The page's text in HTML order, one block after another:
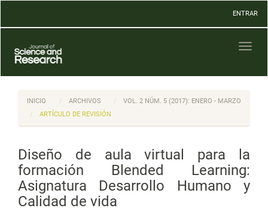
Contenido
Barra
lateral
ENTRAR
INICIO ARCHIVOS
VOL. 2 NÚM. 5 (2017): ENERO - MARZO
ARTÍCULO DE REVISIÓN
Diseño de aula virtual para la
formación Blended Learning:
Asignatura Desarrollo Humano y
Calidad de vida